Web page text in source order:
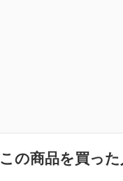
この商品を買っ